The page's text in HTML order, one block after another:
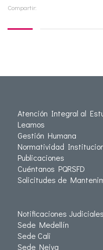
Compartir:
Atención Integral al
Leamos
Gestión Humana
Normatividad
Publicaciones
Cuéntanos PQRSFD
Solicitudes de
Notificaciones Judiciales
Sede Medellín
Sede Cali
Sede Neiva